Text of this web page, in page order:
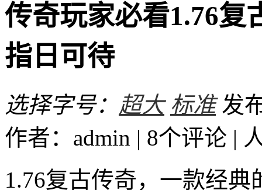
传奇玩家必看1.76复
指日可待
选择字号： 超大 标准 发
作者：admin | 8个评论 |
1.76复古传奇，一款经